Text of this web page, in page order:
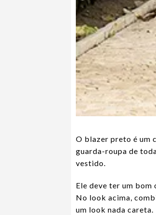
O blazer preto é um
guarda-roupa de
vestido.
Ele deve ter um bom
No look acima,
um look nada careta.